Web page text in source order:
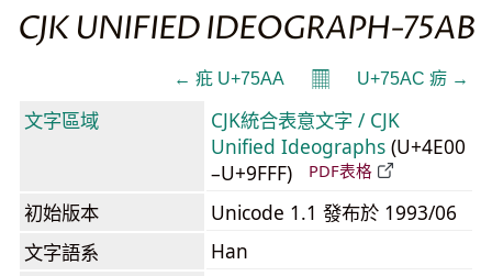
CJK UNIFIED IDEOGRAPH-75AB
← 疪 U+75AA 𝄜 U+75AC 疬 →
文字區域
CJK統合表意文字 / CJK
Unified Ideographs (U+4E00
–U+9FFF)
PDF表格
初始版本
Unicode 1.1 發布於 1993/06
文字語系
Han